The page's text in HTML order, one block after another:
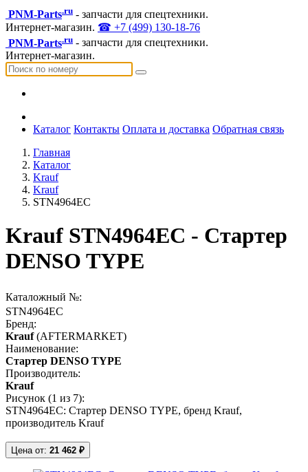
PNM-Parts.ru - запчасти для спецтехники.
Интернет-магазин. ☎ +7 (499) 130-18-76
PNM-Parts.ru - запчасти для спецтехники.
Интернет-магазин.
Каталог Контакты Оплата и доставка Обратная связь
Главная
Каталог
Krauf
Krauf
STN4964EC
Krauf STN4964EC - Стартер
DENSO TYPE
Каталожный №:
STN4964EC
Бренд:
Krauf (AFTERMARKET)
Наименование:
Стартер DENSO TYPE
Производитель:
Krauf
Рисунок (1 из 7):
STN4964EC: Стартер DENSO TYPE, бренд Krauf,
производитель Krauf
Цена от: 21 462 ₽